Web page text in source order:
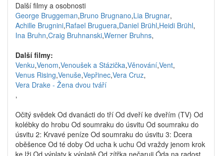
Další filmy a osobnosti
George Bruggeman,Bruno Brugnano,Lia Brugnar,
Achille Brugnini,Rafael Bruguera,Daniel Brühl,Heidi Brühl,
Ina Bruhn,Craig Bruhnanski,Werner Bruhns,
Další filmy:
Venku,Venom,Venoušek a Stázička,Věnování,Vent,
Venus Rising,Venuše,Vepřinec,Vera Cruz,
Vera Drake - Žena dvou tváří
,
Očitý svědek Od dvanácti do tří Od dveří ke dveřím (TV) Od
kolébky do hrobu Od soumraku do úsvitu Od soumraku do
úsvitu 2: Krvavé peníze Od soumraku do úsvitu 3: Dcera
oběšence Od té doby Od ucha k uchu Od vraždy jenom krok
ke lži Od výplaty k výplatě Od zítřka nečaruji Óda na radost